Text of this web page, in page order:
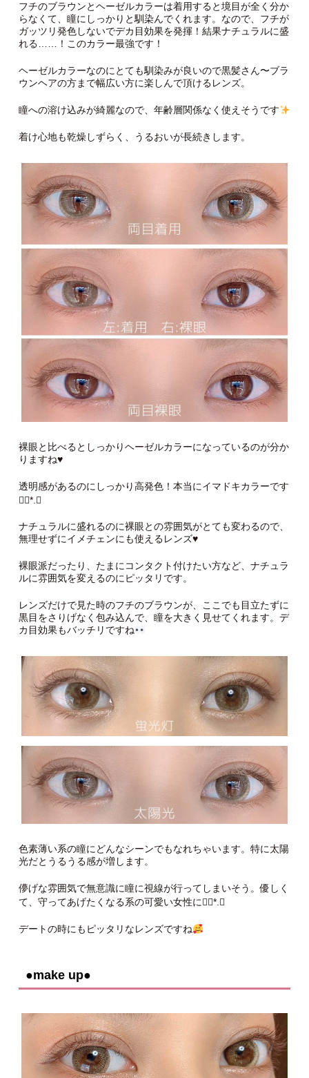
フチのブラウンとヘーゼルカラーは着用すると境目が全く分か
らなくて、瞳にしっかりと馴染んでくれます。なので、フチが
ガッツリ発色しないでデカ目効果を発揮！結果ナチュラルに盛
れる……！このカラー最強です！
ヘーゼルカラーなのにとても馴染みが良いので黒髪さん〜ブラ
ウンヘアの方まで幅広い方に楽しんで頂けるレンズ。
瞳への溶け込みが綺麗なので、年齢層関係なく使えそうです
着け心地も乾燥しずらく、うるおいが長続きします。
裸眼と比べるとしっかりヘーゼルカラーになっているのが分か
りますね♥
透明感があるのにしっかり高発色！本当にイマドキカラーです
❁⃘*.ﾟ
ナチュラルに盛れるのに裸眼との雰囲気がとても変わるので、
無理せずにイメチェンにも使えるレンズ♥
裸眼派だったり、たまにコンタクト付けたい方など、ナチュラ
ルに雰囲気を変えるのにピッタリです。
レンズだけで見た時のフチのブラウンが、ここでも目立たずに
黒目をさりげなく包み込んで、瞳を大きく見せてくれます。デ
カ目効果もバッチリですね
色素薄い系の瞳にどんなシーンでもなれちゃいます。特に太陽
光だとうるうる感が増します。
儚げな雰囲気で無意識に瞳に視線が行ってしまいそう。優しく
て、守ってあげたくなる系の可愛い女性に❁⃘*.ﾟ
デートの時にもピッタリなレンズですね
●make up●